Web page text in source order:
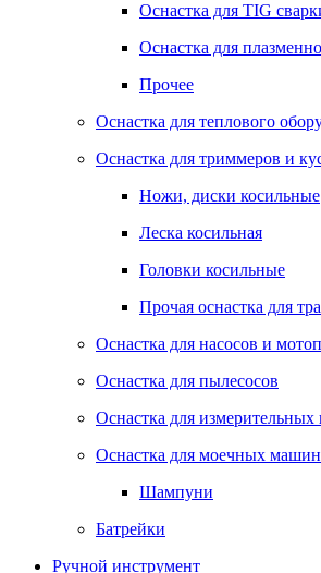
Оснастка для TIG
Оснастка для
Прочее
Оснастка для теплового
Оснастка для триммеров и
Ножи, диски косильные
Леска косильная
Головки косильные
Прочая оснастка для
Оснастка для насосов и
Оснастка для пылесосов
Оснастка для измерительных
Оснастка для моечных машин
Шампуни
Батрейки
Ручной инструмент